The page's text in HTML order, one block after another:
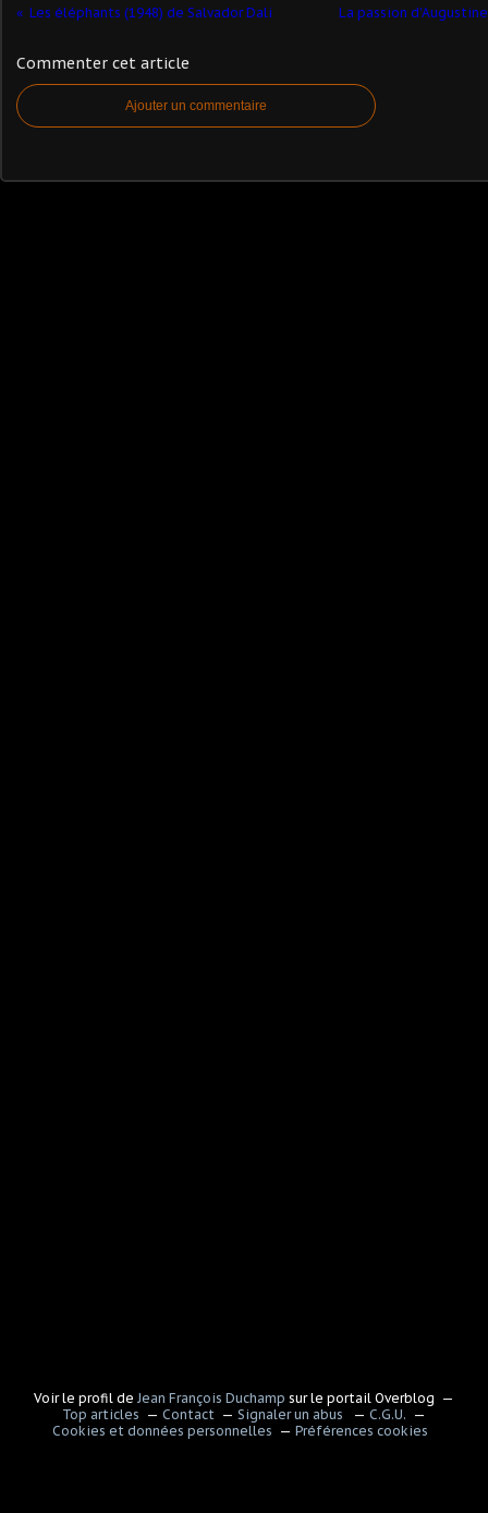
Les éléphants (1948) de Salvador Dali La passion
Commenter cet article
Ajouter un commentaire
Voir le profil de Jean François Duchamp sur le portail Overblog
Top articles
Contact Signaler un abus
C.G.U.
Cookies et données personnelles
Préférences cookies